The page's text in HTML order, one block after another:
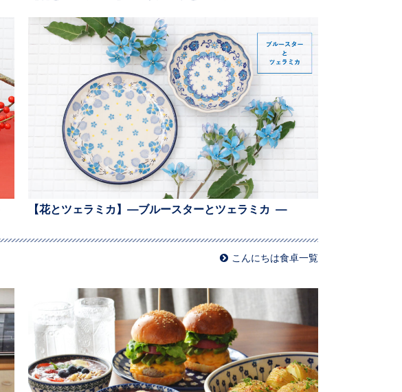
【花とツェラミカ】—ブルースターとツェラミカ —
こんにちは食卓一覧